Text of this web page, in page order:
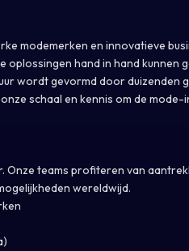
modemerken en innovatieve
oplossingen hand in hand kunnen
wordt gevormd door duizenden
schaal en kennis om de
teams profiteren van
wereldwijd.